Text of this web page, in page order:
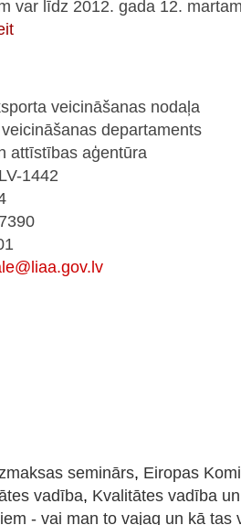
var līdz 2012. gada 12.
veicināšanas nodaļa
departaments
attīstības aģentūra
1442
seminārs, Eiropas
vadība, Kvalitātes vadība
- vai man to vajag un kā tas